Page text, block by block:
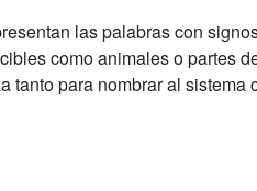
las palabras con
como animales o partes
tanto para nombrar al sistema